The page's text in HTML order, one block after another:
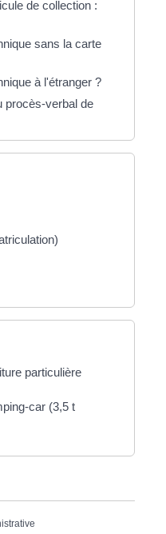
de collection :
sans la carte
à l'étranger ?
procès-verbal de
particulière
car (3,5 t